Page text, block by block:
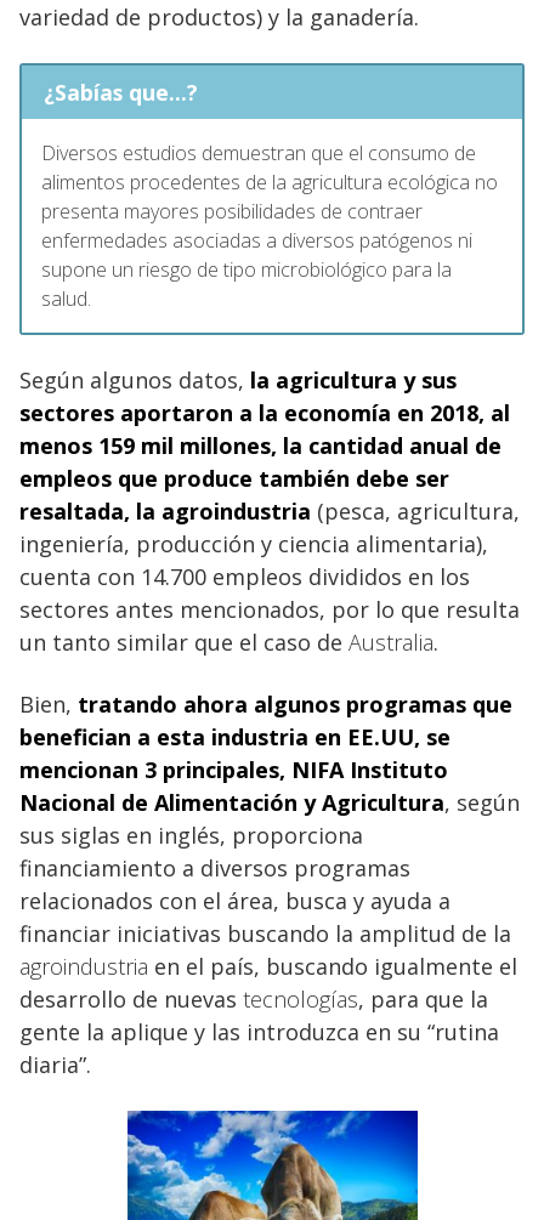
variedad de productos) y la ganadería.
¿Sabías que...?
Diversos estudios demuestran que el consumo de
alimentos procedentes de la agricultura ecológica no
presenta mayores posibilidades de contraer
enfermedades asociadas a diversos patógenos ni
supone un riesgo de tipo microbiológico para la
salud.
Según algunos datos, la agricultura y sus
sectores aportaron a la economía en 2018, al
menos 159 mil millones, la cantidad anual de
empleos que produce también debe ser
resaltada, la agroindustria (pesca, agricultura,
ingeniería, producción y ciencia alimentaria),
cuenta con 14.700 empleos divididos en los
sectores antes mencionados, por lo que resulta
un tanto similar que el caso de Australia.
Bien, tratando ahora algunos programas que
benefician a esta industria en EE.UU, se
mencionan 3 principales, NIFA Instituto
Nacional de Alimentación y Agricultura, según
sus siglas en inglés, proporciona
financiamiento a diversos programas
relacionados con el área, busca y ayuda a
financiar iniciativas buscando la amplitud de la
agroindustria en el país, buscando igualmente el
desarrollo de nuevas tecnologías, para que la
gente la aplique y las introduzca en su “rutina
diaria”.